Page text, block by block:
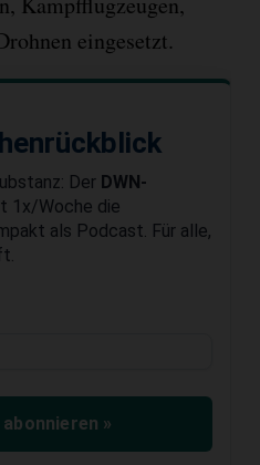
eingesetzt.
Der DWN-
1x/Woche die
als Podcast. Für alle,
»